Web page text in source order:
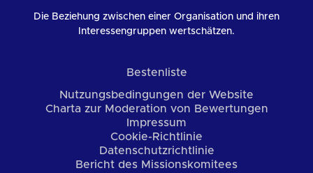
Die Beziehung zwischen einer Organisation und ihren
Interessengruppen wertschätzen.
Bestenliste
Nutzungsbedingungen der Website
Charta zur Moderation von Bewertungen
Impressum
Cookie-Richtlinie
Datenschutzrichtlinie
Bericht des Missionskomitees